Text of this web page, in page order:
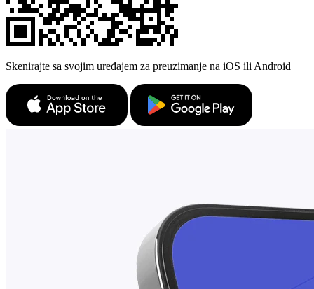
Skenirajte sa svojim uređajem za preuzimanje na iOS ili Android